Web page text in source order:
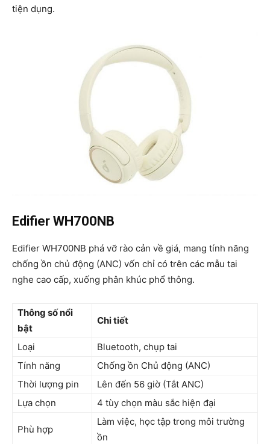
tiện dụng.
Edifier WH700NB
Edifier WH700NB phá vỡ rào cản về giá, mang tính năng
chống ồn chủ động (ANC) vốn chỉ có trên các mẫu tai
nghe cao cấp, xuống phân khúc phổ thông.
Thông số nổi
bật
Chi tiết
Loại
Bluetooth, chụp tai
Tính năng
Chống ồn Chủ động (ANC)
Thời lượng pin
Lên đến 56 giờ (Tắt ANC)
Lựa chọn
4 tùy chọn màu sắc hiện đại
Phù hợp
Làm việc, học tập trong môi trường
ồn